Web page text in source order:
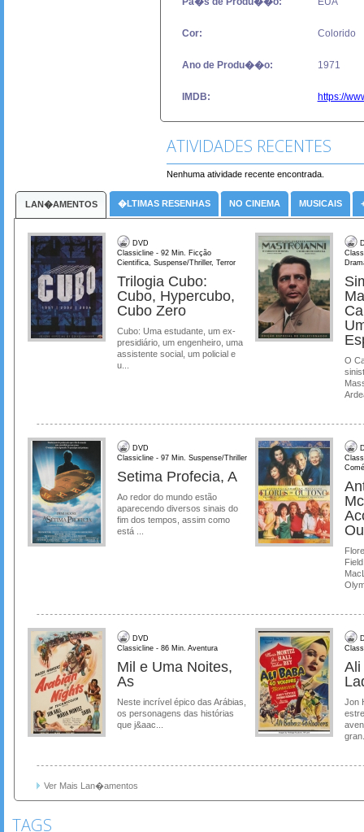
Cor: Colorido
Ano de Produ��o: 1971
IMDB: https://
ATIVIDADES RECENTES
Nenhuma atividade recente encontrada.
LAN�AMENTOS �LTIMAS RESENHAS NO CINEMA MUSICAIS
DVD
Classicline - 92 Min. Ficção
Cientifica, Suspense/Thriller, Terror
Trilogia Cubo:
Cubo, Hypercubo,
Cubo Zero
Cubo: Uma estudante, um ex-
presidiário, um engenheiro, uma
assistente social, um policial e
u...
O
DVD
Classicline - 97 Min. Suspense/Thriller
Setima Profecia, A
Ao redor do mundo estão
aparecendo diversos sinais do
fim dos tempos, assim como
está ...
DVD
Classicline - 86 Min. Aventura
Mil e Uma Noites,
As
Neste incrível épico das Arábias,
os personagens das histórias
que j&aac...
Ali
Jon
Ver Mais Lan�amentos
TAGS